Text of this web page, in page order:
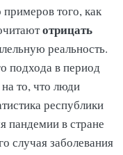
того, как
отрицать
реальность.
подхода в период
то, что люди
республики
пандемии в стране
случая заболевания